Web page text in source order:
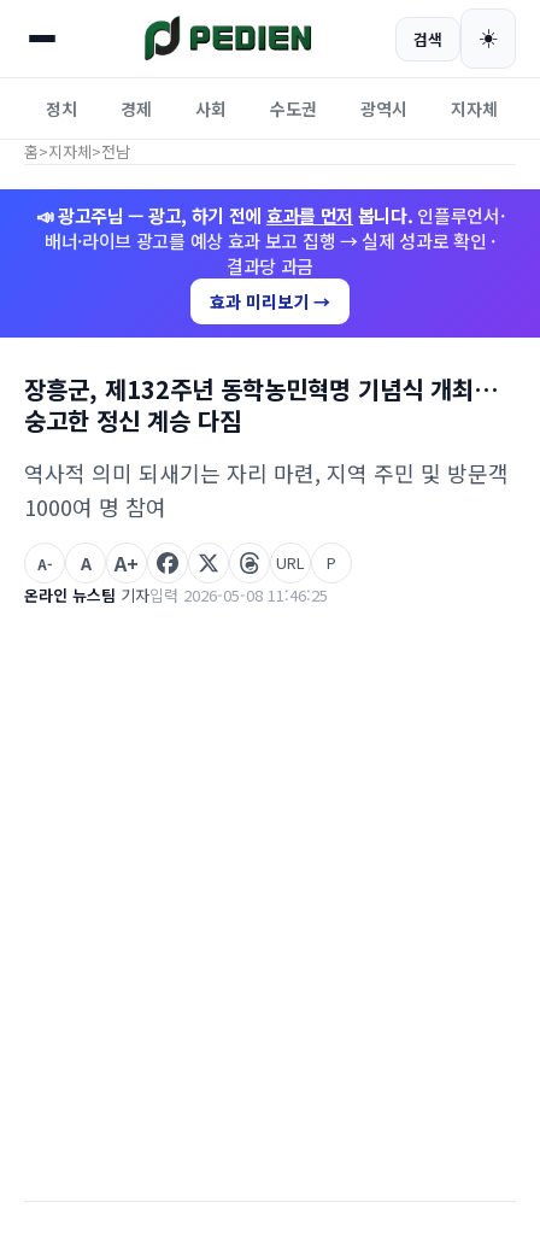
검색 ☀️
정치 경제 사회 수도권 광역시 지자체
홈>지자체>전남
📣 광고주님 — 광고, 하기 전에 효과를 먼저 봅니다. 인플루언서·
배너·라이브 광고를 예상 효과 보고 집행 → 실제 성과로 확인 ·
결과당 과금
효과 미리보기 →
장흥군, 제132주년 동학농민혁명 기념식 개최…
숭고한 정신 계승 다짐
역사적 의미 되새기는 자리 마련, 지역 주민 및 방문객
1000여 명 참여
온라인 뉴스팀 기자입력 2026-05-08 11:46:25
A- A A+ URL P